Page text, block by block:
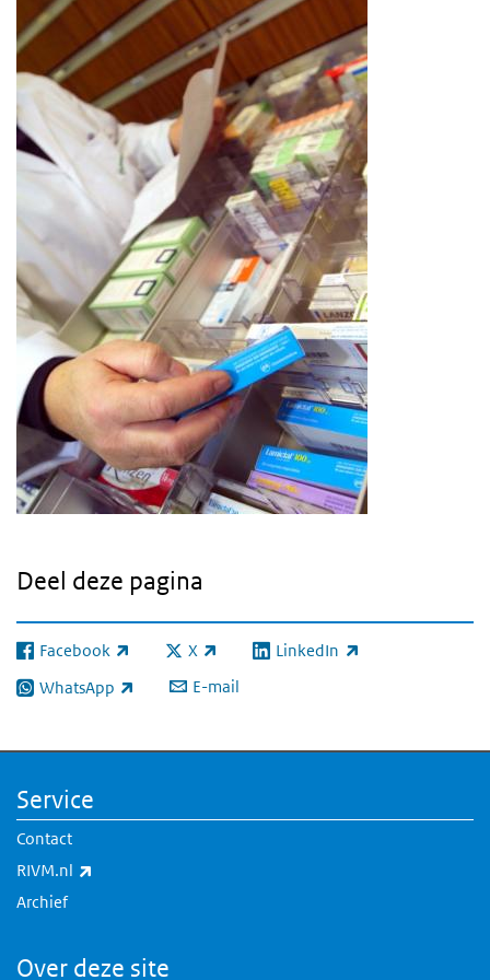
Deel deze pagina
Facebook
(externe link) X
(externe link) LinkedIn
(externe link)
WhatsApp
(externe link) E-mail
Service
Contact
RIVM.nl
Archief
Over deze site